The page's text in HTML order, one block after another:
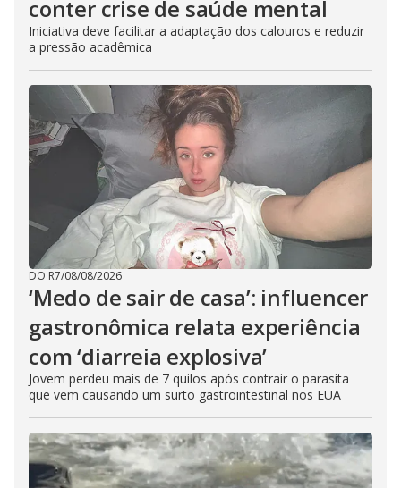
conter crise de saúde mental
Iniciativa deve facilitar a adaptação dos calouros e reduzir
a pressão acadêmica
DO R7/08/08/2026
‘Medo de sair de casa’: influencer
gastronômica relata experiência
com ‘diarreia explosiva’
Jovem perdeu mais de 7 quilos após contrair o parasita
que vem causando um surto gastrointestinal nos EUA